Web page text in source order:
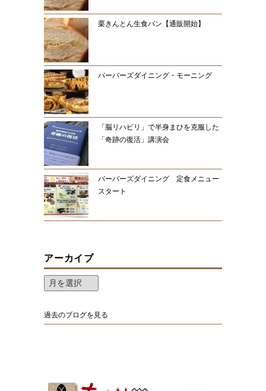
栗きんとん生食パン【通販開始】
バーバーズダイニング・モーニング
「脳リハビリ」で半身まひを克服した
「奇跡の復活」講演会
バーバーズダイニング 定食メニュー
スタート
アーカイブ
過去のブログを見る